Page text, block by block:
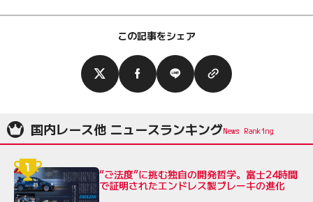
この記事をシェア
国内レース他 ニュースランキング
“ご法度”に挑む独自の開発哲学。富士24時間
で証明されたエンドレス製ブレーキの進化